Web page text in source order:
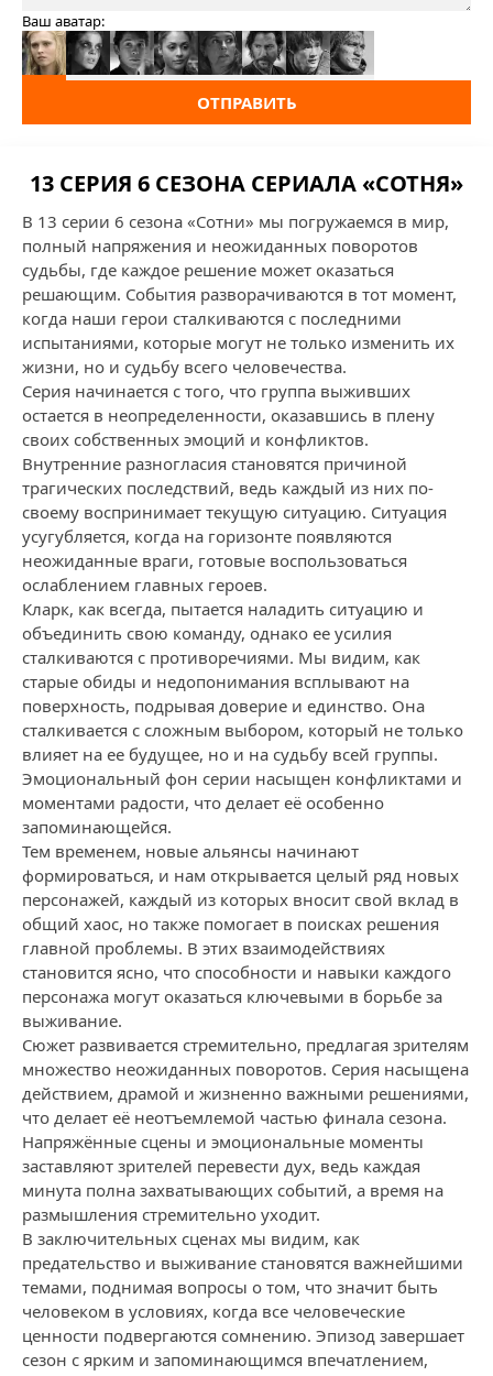
Ваш аватар:
ОТПРАВИТЬ
13 СЕРИЯ 6 СЕЗОНА СЕРИАЛА «СОТНЯ»
В 13 серии 6 сезона «Сотни» мы погружаемся в мир,
полный напряжения и неожиданных поворотов
судьбы, где каждое решение может оказаться
решающим. События разворачиваются в тот момент,
когда наши герои сталкиваются с последними
испытаниями, которые могут не только изменить их
жизни, но и судьбу всего человечества.
Серия начинается с того, что группа выживших
остается в неопределенности, оказавшись в плену
своих собственных эмоций и конфликтов.
Внутренние разногласия становятся причиной
трагических последствий, ведь каждый из них по-
своему воспринимает текущую ситуацию. Ситуация
усугубляется, когда на горизонте появляются
неожиданные враги, готовые воспользоваться
ослаблением главных героев.
Кларк, как всегда, пытается наладить ситуацию и
объединить свою команду, однако ее усилия
сталкиваются с противоречиями. Мы видим, как
старые обиды и недопонимания всплывают на
поверхность, подрывая доверие и единство. Она
сталкивается с сложным выбором, который не только
влияет на ее будущее, но и на судьбу всей группы.
Эмоциональный фон серии насыщен конфликтами и
моментами радости, что делает её особенно
запоминающейся.
Тем временем, новые альянсы начинают
формироваться, и нам открывается целый ряд новых
персонажей, каждый из которых вносит свой вклад в
общий хаос, но также помогает в поисках решения
главной проблемы. В этих взаимодействиях
становится ясно, что способности и навыки каждого
персонажа могут оказаться ключевыми в борьбе за
выживание.
Сюжет развивается стремительно, предлагая зрителям
множество неожиданных поворотов. Серия насыщена
действием, драмой и жизненно важными решениями,
что делает её неотъемлемой частью финала сезона.
Напряжённые сцены и эмоциональные моменты
заставляют зрителей перевести дух, ведь каждая
минута полна захватывающих событий, а время на
размышления стремительно уходит.
В заключительных сценах мы видим, как
предательство и выживание становятся важнейшими
темами, поднимая вопросы о том, что значит быть
человеком в условиях, когда все человеческие
ценности подвергаются сомнению. Эпизод завершает
сезон с ярким и запоминающимся впечатлением,